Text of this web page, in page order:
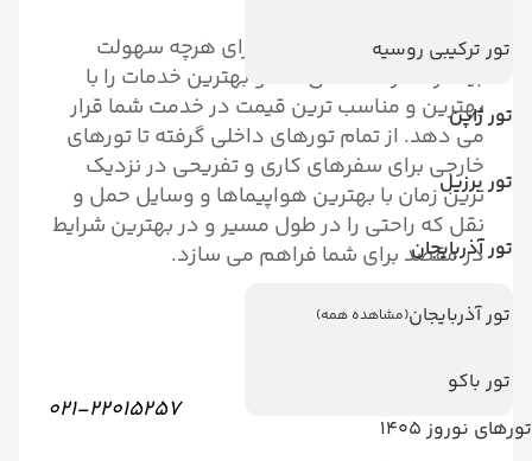
تور ترکیبی روسیه
تور ژاپن
تور برزیل
تور آذربایجان
تور آذربایجان(مشاهده همه)
تور باکو
تورهای نوروز 1405
مجموعه تورآوران
به شما برای هرچه سهولت
بیشتر سفر کمک می کند و بهترین خدمات را با
بهترین و مناسب ترین قیمت در خدمت شما قرار
می دهد. از تمام تورهای داخلی گرفته تا تورهای
خارجی برای سفرهای کاری و تفریحی در نزدیک
ترین زمان با بهترین هواپیماها و وسایل حمل و
نقل که راحتی را در طول مسیر و در بهترین شرایط
در مقصد برای شما فراهم می سازد.
راه های ارتباط با مجموعه
021-22015257